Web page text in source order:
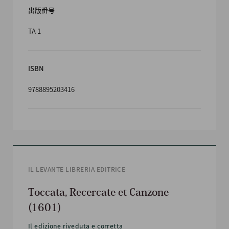
出版番号
TA 1
ISBN
9788895203416
IL LEVANTE LIBRERIA EDITRICE
Toccata, Recercate et Canzone
(1601)
Il edizione riveduta e corretta